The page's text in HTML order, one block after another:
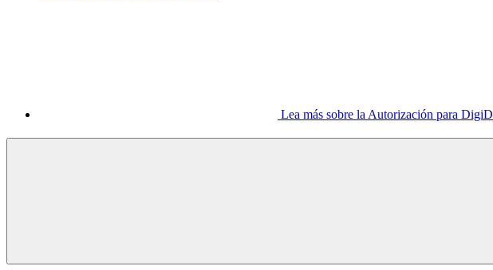
Lea más sobre la Autorización para DigiD